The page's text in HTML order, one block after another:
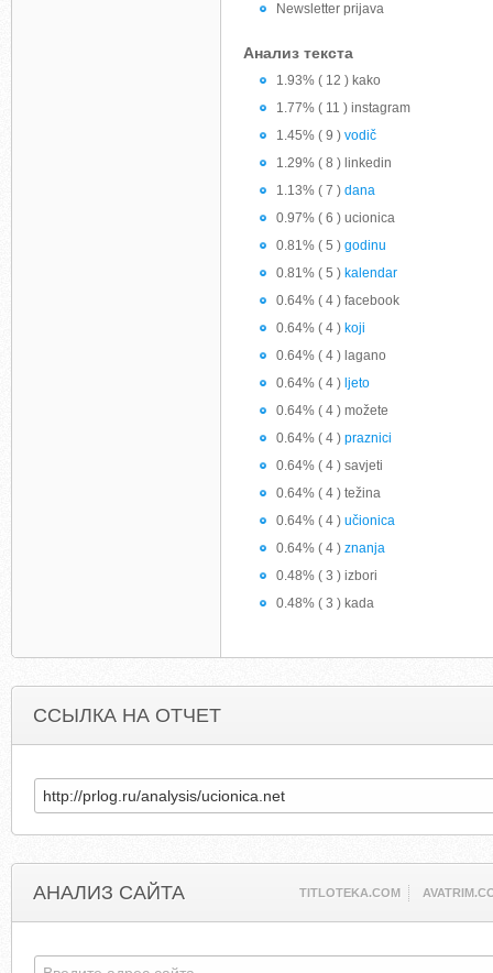
Newsletter prijava
Анализ текста
1.93% ( 12 ) kako
1.77% ( 11 ) instagram
1.45% ( 9 ) vodič
1.29% ( 8 ) linkedin
1.13% ( 7 ) dana
0.97% ( 6 ) ucionica
0.81% ( 5 ) godinu
0.81% ( 5 ) kalendar
0.64% ( 4 ) facebook
0.64% ( 4 ) koji
0.64% ( 4 ) lagano
0.64% ( 4 ) ljeto
0.64% ( 4 ) možete
0.64% ( 4 ) praznici
0.64% ( 4 ) savjeti
0.64% ( 4 ) težina
0.64% ( 4 ) učionica
0.64% ( 4 ) znanja
0.48% ( 3 ) izbori
0.48% ( 3 ) kada
ССЫЛКА НА ОТЧЕТ
АНАЛИЗ САЙТА TITLOTEKA.COM